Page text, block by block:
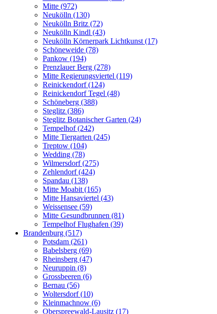
Mitte (972)
Neukölln (130)
Neukölln Britz (72)
Neukölln Kindl (43)
Neukölln Körnerpark Lichtkunst (17)
Schöneweide (78)
Pankow (194)
Prenzlauer Berg (278)
Mitte Regierungsviertel (119)
Reinickendorf (124)
Reinickendorf Tegel (48)
Schöneberg (388)
Steglitz (386)
Steglitz Botanischer Garten (24)
Tempelhof (242)
Mitte Tiergarten (245)
Treptow (104)
Wedding (78)
Wilmersdorf (275)
Zehlendorf (424)
Spandau (138)
Mitte Moabit (165)
Mitte Hansaviertel (43)
Weissensee (59)
Mitte Gesundbrunnen (81)
Tempelhof Flughafen (39)
Brandenburg (517)
Potsdam (261)
Babelsberg (69)
Rheinsberg (47)
Neuruppin (8)
Grossbeeren (6)
Bernau (56)
Woltersdorf (10)
Kleinmachnow (6)
Oberspreewald-Lausitz (17)